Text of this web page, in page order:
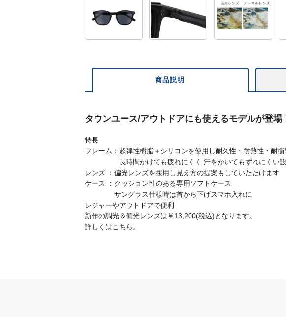
商品説明
タウンユース/アウトドアにも使えるモデルが登場
特長
フレーム：超弾性樹脂＋シリコンを使用し耐久性・耐熱性・耐
長時間かけても疲れにくく 汗をかいてもずれにくい
レンズ ：偏光レンズを採用し見え方の提案もしていただけます
ケース ：クッション性のある専用ソフトケース
サングラス仕様時は首から下げスマホ入れに
レジャーやアウトドアで便利
新作の調光＆偏光レンズは￥13,200(税込)となります。
詳しくはこちら。